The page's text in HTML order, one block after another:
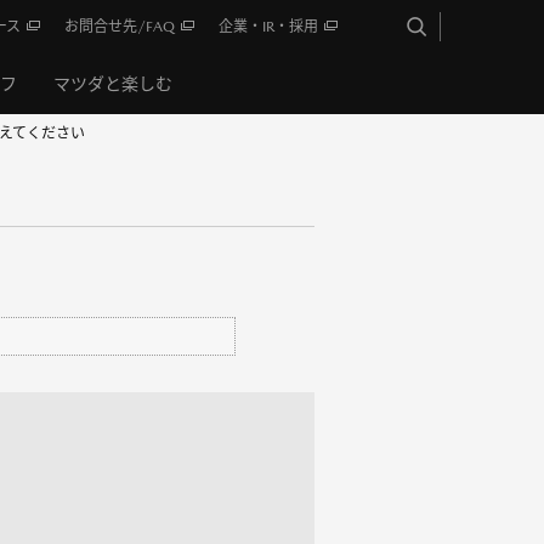
マツダと楽しむ
ス お問合せ先/FAQ 企業・IR・採用
てください